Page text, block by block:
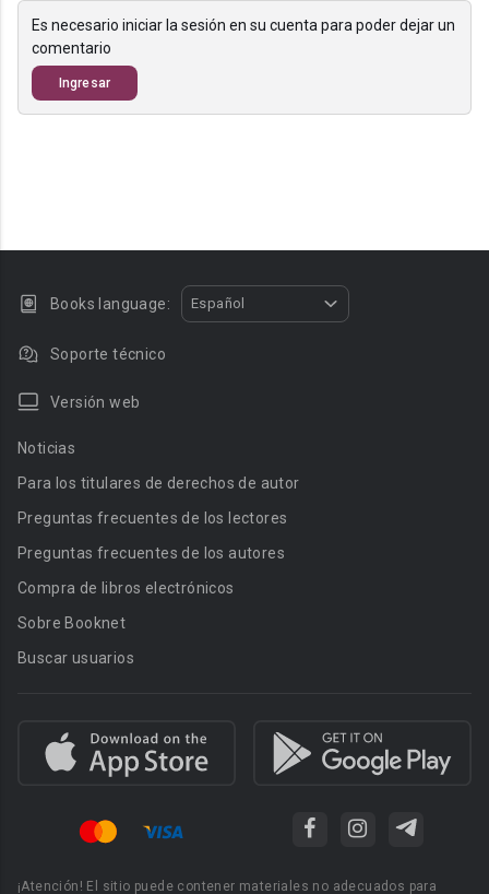
Es necesario iniciar la sesión en su cuenta para poder dejar un
comentario
Ingresar
Books language: Español
Soporte técnico
Versión web
Noticias
Para los titulares de derechos de autor
Preguntas frecuentes de los lectores
Preguntas frecuentes de los autores
Compra de libros electrónicos
Sobre Booknet
Buscar usuarios
¡Atención! El sitio puede contener materiales no adecuados para